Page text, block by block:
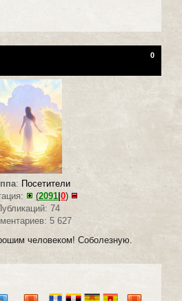
0
: Посетители
(2091 0)
74
5 627
человеком! Соболезную.